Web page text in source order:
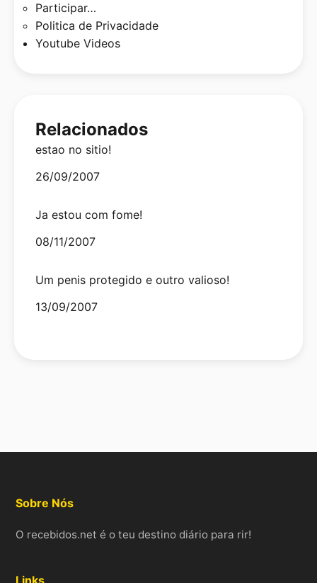
Participar…
Politica de Privacidade
Youtube Videos
Relacionados
estao no sitio!
Date
26/09/2007
Ja estou com fome!
Date
08/11/2007
Um penis protegido e outro valioso!
Date
13/09/2007
Sobre Nós
O recebidos.net é o teu destino diário para rir!
Links